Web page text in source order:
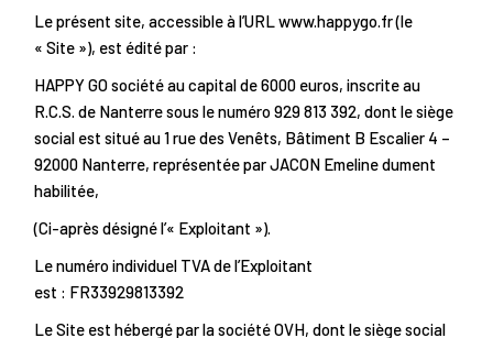
Le présent site, accessible à l’URL www.happygo.fr (le
« Site »), est édité par :
HAPPY GO société au capital de 6000 euros, inscrite au
R.C.S. de Nanterre sous le numéro 929 813 392, dont le siège
social est situé au 1 rue des Venêts, Bâtiment B Escalier 4 –
92000 Nanterre, représentée par JACON Emeline dument
habilitée,
(Ci-après désigné l’« Exploitant »).
Le numéro individuel TVA de l’Exploitant
est : FR33929813392
Le Site est hébergé par la société OVH, dont le siège social